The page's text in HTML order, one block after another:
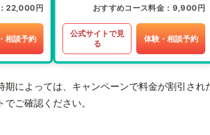
22,000円
相談予約
おすすめコース料金 9,900円
公式サイトで見
る
体験・相談予約
によっては、キャンペーンで料金が割引され
ご確認ください。